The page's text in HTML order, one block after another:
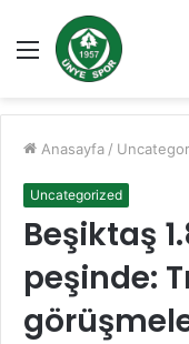
Menü
Anasayfa /
Uncategorized
Beşiktaş
peşinde: